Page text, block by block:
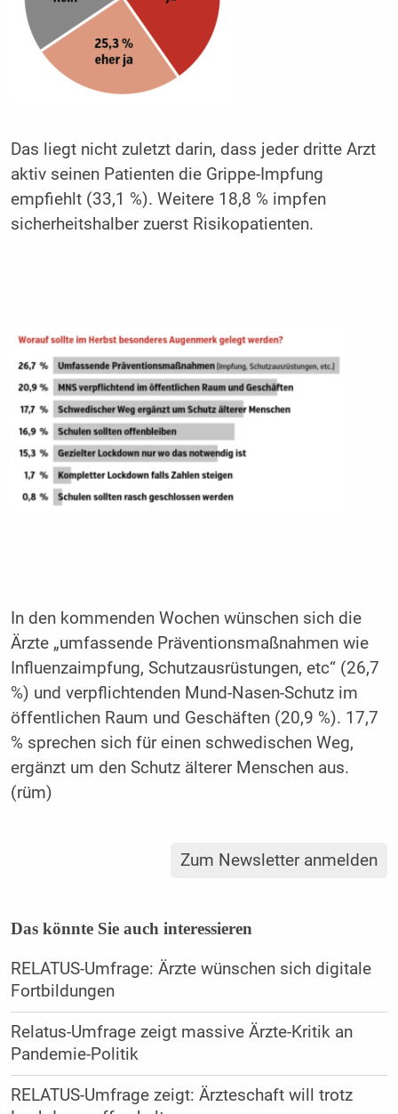
Das liegt nicht zuletzt darin, dass jeder dritte Arzt
aktiv seinen Patienten die Grippe-Impfung
empfiehlt (33,1 %). Weitere 18,8 % impfen
sicherheitshalber zuerst Risikopatienten.
In den kommenden Wochen wünschen sich die
Ärzte „umfassende Präventionsmaßnahmen wie
Influenzaimpfung, Schutzausrüstungen, etc“ (26,7
%) und verpflichtenden Mund-Nasen-Schutz im
öffentlichen Raum und Geschäften (20,9 %). 17,7
% sprechen sich für einen schwedischen Weg,
ergänzt um den Schutz älterer Menschen aus.
(rüm)
Zum Newsletter anmelden
Das könnte Sie auch interessieren
RELATUS-Umfrage: Ärzte wünschen sich digitale
Fortbildungen
Relatus-Umfrage zeigt massive Ärzte-Kritik an
Pandemie-Politik
RELATUS-Umfrage zeigt: Ärzteschaft will trotz